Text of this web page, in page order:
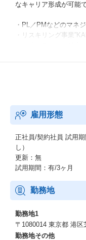
なキャリア形成が可能
・PL／PMなどのマネ
・リスキリング事業
アップ支援事業」に同
今後とも、安定した経
事業概要：https://
※キャリアサポートを
国家資格を有するキャ
ャリアを築けるよう、
ました。
引き続き、サポートの
【教育制度・資格補助
■自社開発カリキュラム
└Javaコース、
雇用形態
正社員/契約社員 試用
し）
更新：無
試用期間：有/3ヶ月
勤務地
勤務地1
〒1080014 東京都 港
勤務地その他